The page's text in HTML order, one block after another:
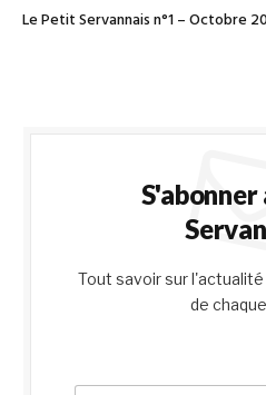
Le Petit Servannais n°1 – Octobre
Tout savoir sur l'actualité
de